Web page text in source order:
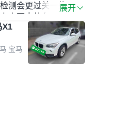
测会更过关一些。平
来再卖的车，应该更
的是宝马X1，主要看
格和公里数比较合适。
承诺无火烧、无事
、无调表，在平台自
展开
X1
宝马